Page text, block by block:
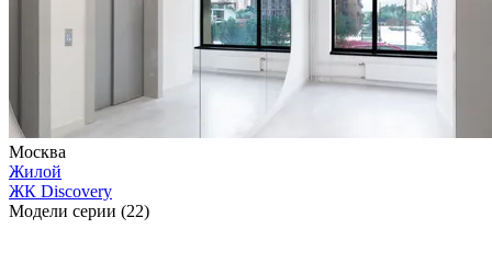
Москва
Жилой
ЖК Discovery
Модели серии (22)